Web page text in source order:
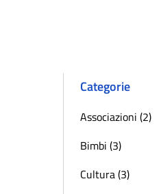
Categorie
Associazioni (2)
Bimbi (3)
Cultura (3)